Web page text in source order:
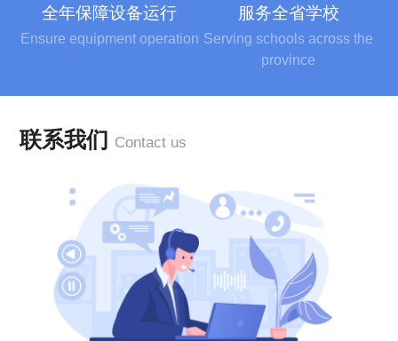
全年保障设备运行
Ensure equipment operation
服务全省学校
Serving schools across the
province
联系我们 Contact us